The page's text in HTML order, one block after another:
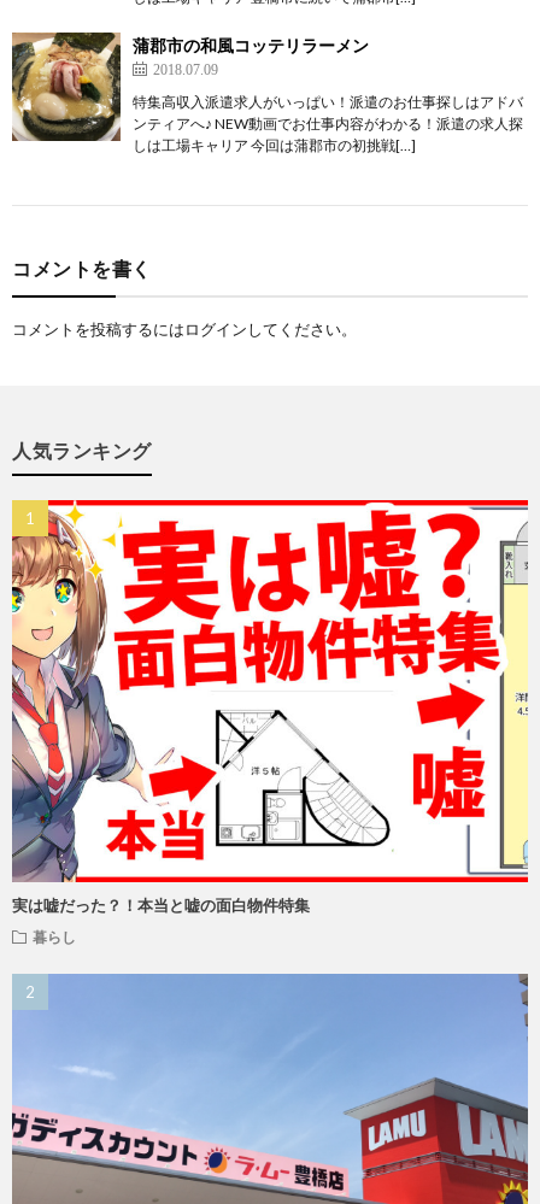
蒲郡市の和風コッテリラーメン
2018.07.09
特集高収入派遣求人がいっぱい！派遣のお仕事探しはアドバ
ンティアへ♪ NEW動画でお仕事内容がわかる！派遣の求人探
しは工場キャリア 今回は蒲郡市の初挑戦[…]
コメントを書く
コメントを投稿するにはログインしてください。
人気ランキング
実は嘘だった？！本当と嘘の面白物件特集
暮らし